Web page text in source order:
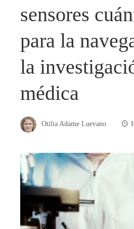
sensores
para la
la
médica
Otilia Adame Luevano